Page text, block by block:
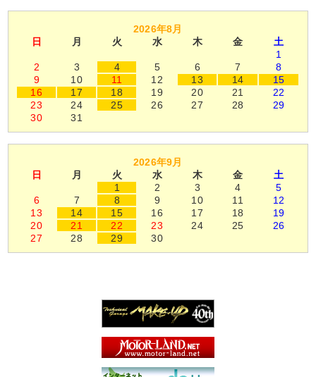
2026年8月
日
月 火 水 木 金
土
1
2
3 4 5 6 7
8
9
10 11 12 13 14
15
16
17 18 19 20 21
22
23
24 25 26 27 28
29
30
31
2026年9月
日
月 火 水 木 金
土
1
2 3 4
5
6
7 8 9 10 11
12
13
14 15 16 17 18
19
20
21 22 23 24 25
26
27
28 29 30